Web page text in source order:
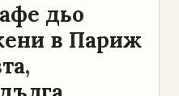
дьо
в Париж